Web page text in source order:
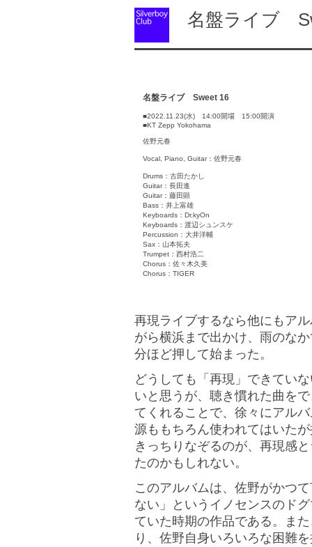
名盤ライブ
名盤ライブ Sweet 16
■2022.11.23(水) 14:00開場 15:00開演
■KT Zepp Yokohama
佐野元春
Vocal, Piano, Guitar：佐野元春
Drums：古田たかし
Guitar：長田進
Guitar：藤田顕
Bass：井上富雄
Keyboards：Dr.kyOn
Keyboards：渡辺シュンスケ
Percussion：大井洋輔
Sax：山本拓夫
Trumpet：西村浩二
Chorus：佐々木久美
Chorus：TIGER
再現ライブするなら他にもア
がら横浜まで出かけ、雨のな
分ほど押して始まった。
どうしても「再現」できてい
いと思うが、聴き慣れた曲を
てくれることで、徐々にアル
源ももちろん使われてはいた
きっちりなぞるのが、再現感
たのかもしれない。
このアルバムは、佐野がかつ
ない」というイノセンスのド
ていた時期の作品である。ま
り、佐野自身いろいろな困難